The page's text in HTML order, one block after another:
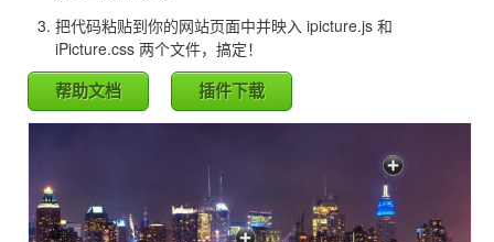
把代码粘贴到你的网站页面中并映入 ipicture.js 和
iPicture.css 两个文件，搞定！
帮助文档 插件下载